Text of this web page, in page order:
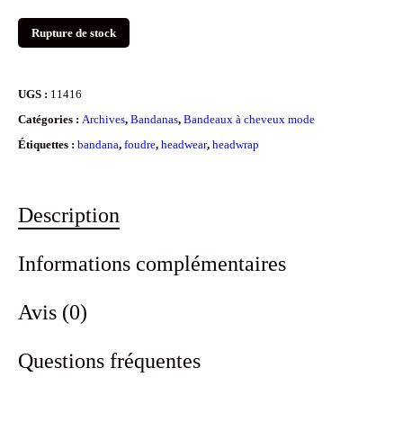
Rupture de stock
UGS : 11416
Catégories : Archives, Bandanas, Bandeaux à cheveux mode
Étiquettes : bandana, foudre, headwear, headwrap
Description
Informations complémentaires
Avis (0)
Questions fréquentes